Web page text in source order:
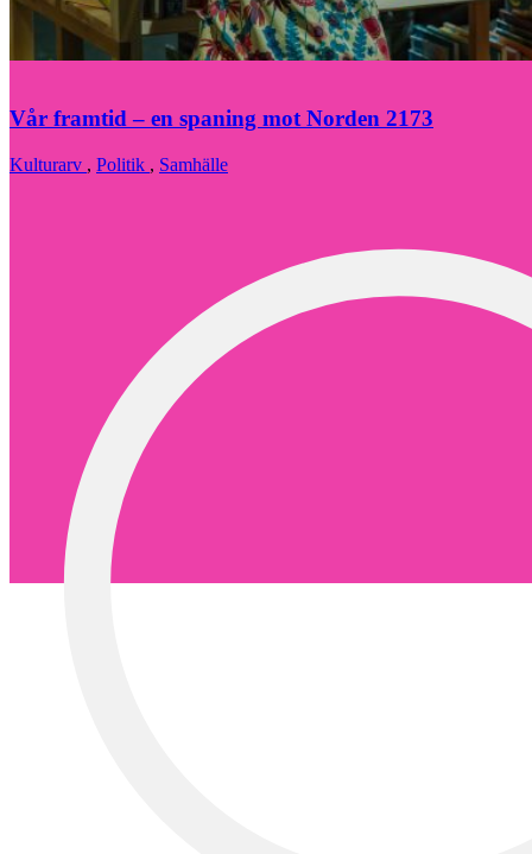
Vår framtid – en spaning mot Norden 2173
Kulturarv , Politik , Samhälle